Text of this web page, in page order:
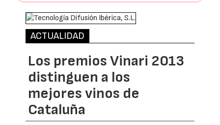
ACTUALIDAD
Los premios Vinari 2013
distinguen a los
mejores vinos de
Cataluña